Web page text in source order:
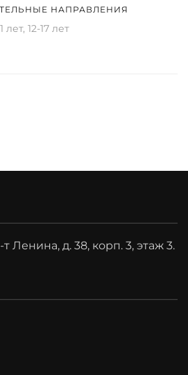
НАПРАВЛЕНИЯ
лет, 12-17 лет
Ленина, д. 38, корп. 3, этаж 3.